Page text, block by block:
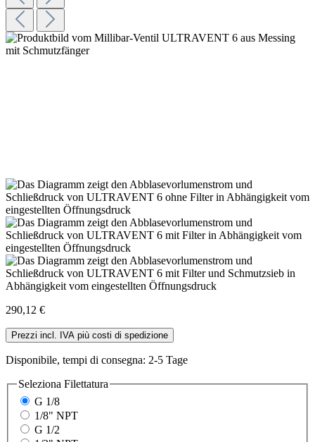
290,12 €
Prezzi incl. IVA più costi di spedizione
Disponibile, tempi di consegna: 2-5 Tage
Seleziona Filettatura
G 1/8
1/8" NPT
G 1/2